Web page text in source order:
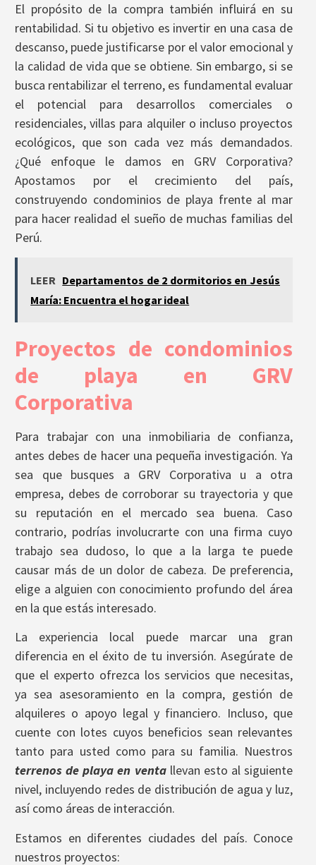
El propósito de la compra también influirá en su
rentabilidad. Si tu objetivo es invertir en una casa de
descanso, puede justificarse por el valor emocional y
la calidad de vida que se obtiene. Sin embargo, si se
busca rentabilizar el terreno, es fundamental evaluar
el potencial para desarrollos comerciales o
residenciales, villas para alquiler o incluso proyectos
ecológicos, que son cada vez más demandados.
¿Qué enfoque le damos en GRV Corporativa?
Apostamos por el crecimiento del país,
construyendo condominios de playa frente al mar
para hacer realidad el sueño de muchas familias del
Perú.
LEER Departamentos de 2 dormitorios en Jesús
María: Encuentra el hogar ideal
Proyectos de condominios
de playa en GRV
Corporativa
Para trabajar con una inmobiliaria de confianza,
antes debes de hacer una pequeña investigación. Ya
sea que busques a GRV Corporativa u a otra
empresa, debes de corroborar su trayectoria y que
su reputación en el mercado sea buena. Caso
contrario, podrías involucrarte con una firma cuyo
trabajo sea dudoso, lo que a la larga te puede
causar más de un dolor de cabeza. De preferencia,
elige a alguien con conocimiento profundo del área
en la que estás interesado.
La experiencia local puede marcar una gran
diferencia en el éxito de tu inversión. Asegúrate de
que el experto ofrezca los servicios que necesitas,
ya sea asesoramiento en la compra, gestión de
alquileres o apoyo legal y financiero. Incluso, que
cuente con lotes cuyos beneficios sean relevantes
tanto para usted como para su familia. Nuestros
terrenos de playa en ventallevan esto al siguiente
nivel, incluyendo redes de distribución de agua y luz,
así como áreas de interacción.
Estamos en diferentes ciudades del país. Conoce
nuestros proyectos: